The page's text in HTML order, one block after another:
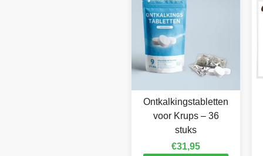
Ontkalkingstabletten
voor Krups – 36
stuks
€31,95